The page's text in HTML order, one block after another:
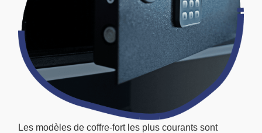
Les modèles de coffre-fort les plus courants sont